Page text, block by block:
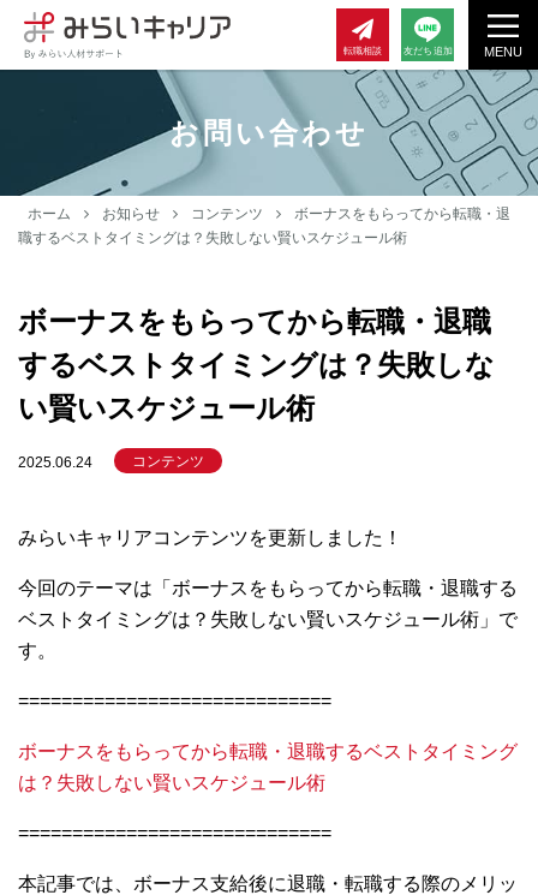
MENU
転職相談 友だち追加
お問い合わせ
ホーム お知らせ コンテンツ
ボーナスをもらってから転職・退
職するベストタイミングは？失敗しない賢いスケジュール術
ボーナスをもらってから転職・退職
するベストタイミングは？失敗しな
い賢いスケジュール術
2025.06.24 コンテンツ
みらいキャリアコンテンツを更新しました！
今回のテーマは「ボーナスをもらってから転職・退職する
ベストタイミングは？失敗しない賢いスケジュール術」で
す。
=============================
ボーナスをもらってから転職・退職するベストタイミング
は？失敗しない賢いスケジュール術
=============================
本記事では、ボーナス支給後に退職・転職する際のメリッ